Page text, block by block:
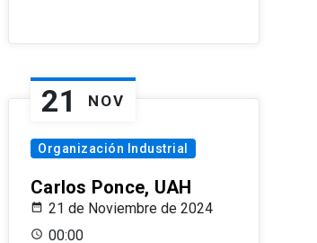
21 NOV
Organización Industrial
Carlos Ponce, UAH
21 de Noviembre de 2024
00:00